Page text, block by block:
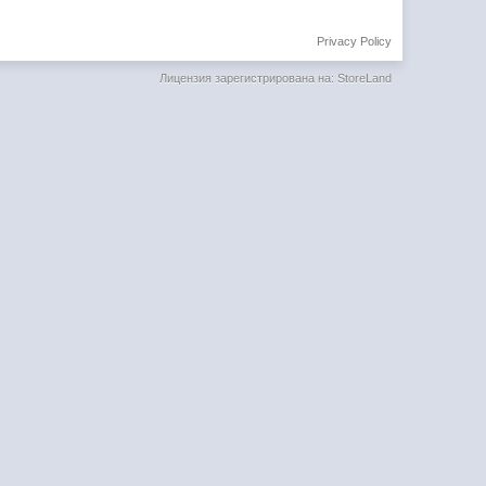
Privacy Policy
Лицензия зарегистрирована на: StoreLand